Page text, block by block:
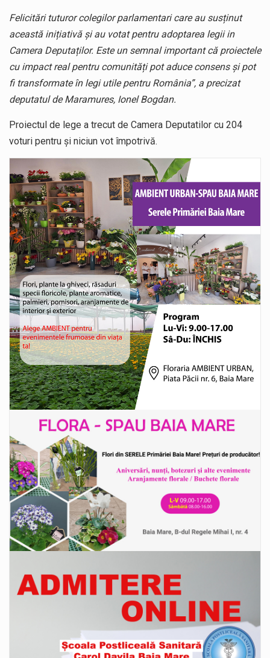
Felicitări tuturor colegilor parlamentari care au susținut
această inițiativă și au votat pentru adoptarea legii in
Camera Deputaților. Este un semnal important că proiectele
cu impact real pentru comunități pot aduce consens și pot
fi transformate în legi utile pentru România”, a precizat
deputatul de Maramures, Ionel Bogdan.
Proiectul de lege a trecut de Camera Deputatilor cu 204
voturi pentru și niciun vot împotrivă.